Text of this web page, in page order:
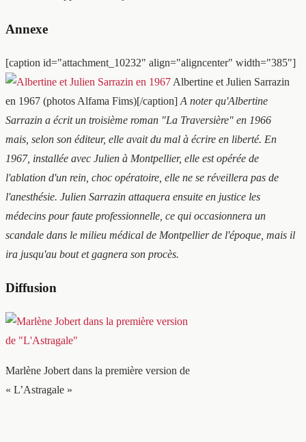
Annexe
[caption id="attachment_10232" align="aligncenter" width="385"]
Albertine et Julien Sarrazin
en 1967 (photos Alfama Fims)[/caption] A noter qu'Albertine
Sarrazin a écrit un troisième roman "La Traversière" en 1966
mais, selon son éditeur, elle avait du mal à écrire en liberté. En
1967, installée avec Julien à Montpellier, elle est opérée de
l'ablation d'un rein, choc opératoire, elle ne se réveillera pas de
l'anesthésie. Julien Sarrazin attaquera ensuite en justice les
médecins pour faute professionnelle, ce qui occasionnera un
scandale dans le milieu médical de Montpellier de l'époque, mais il
ira jusqu'au bout et gagnera son procès.
Diffusion
Marlène Jobert dans la première version de
« L’Astragale »